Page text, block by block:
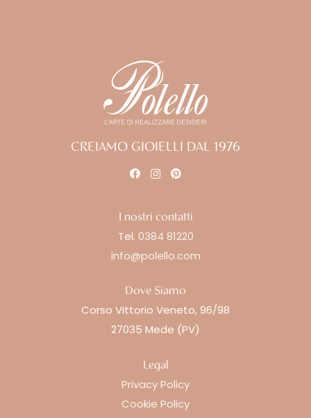
CREIAMO GIOIELLI DAL 1976
I nostri contatti
Tel. 0384 81220
info@polello.com
Dove Siamo
Corso Vittorio Veneto, 96/98
27035 Mede (PV)
Legal
Privacy Policy
Cookie Policy